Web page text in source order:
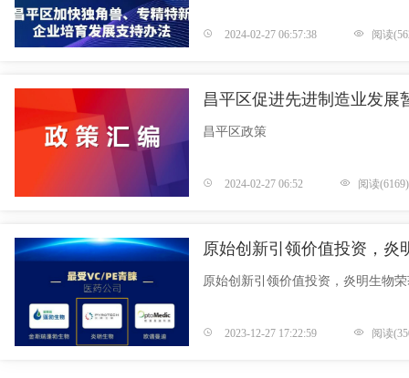
2024-02-27 06:57:38 阅读
昌平区促进先进制造业发展
昌平区政策
2024-02-27 06:52 阅读(6169)
原始创新引领价值投资，炎
原始创新引领价值投资，炎明生物
2023-12-27 17:22:59 阅读